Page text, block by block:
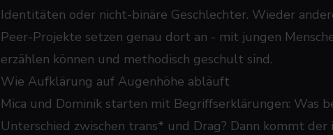
Identitäten oder nicht-binäre Geschlechter. Wieder
Peer-Projekte setzen genau dort an - mit jungen
erzählen können und methodisch geschult sind.
Wie Aufklärung auf Augenhöhe abläuft
Mica und Dominik starten mit Begriffserklärungen: Was
Unterschied zwischen trans* und Drag? Dann kommt